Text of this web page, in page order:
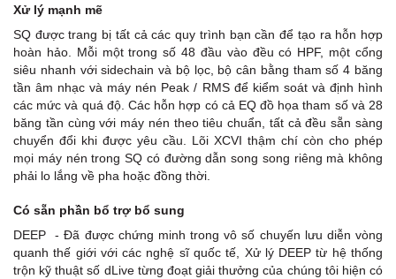
Xử lý mạnh mẽ
SQ được trang bị tất cả các quy trình bạn cần để tạo ra hỗn hợp
hoàn hảo. Mỗi một trong số 48 đầu vào đều có HPF, một cổng
siêu nhanh với sidechain và bộ lọc, bộ cân bằng tham số 4 băng
tần âm nhạc và máy nén Peak / RMS để kiểm soát và định hình
các mức và quá độ. Các hỗn hợp có cả EQ đồ họa tham số và 28
băng tần cùng với máy nén theo tiêu chuẩn, tất cả đều sẵn sàng
chuyển đổi khi được yêu cầu. Lõi XCVI thậm chí còn cho phép
mọi máy nén trong SQ có đường dẫn song song riêng mà không
phải lo lắng về pha hoặc đồng thời.
Có sẵn phần bổ trợ bổ sung
DEEP - Đã được chứng minh trong vô số chuyến lưu diễn vòng
quanh thế giới với các nghệ sĩ quốc tế, Xử lý DEEP từ hệ thống
trộn kỹ thuật số dLive từng đoạt giải thưởng của chúng tôi hiện có